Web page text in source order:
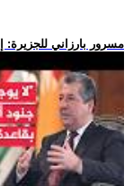
.. مسرور بارزاني